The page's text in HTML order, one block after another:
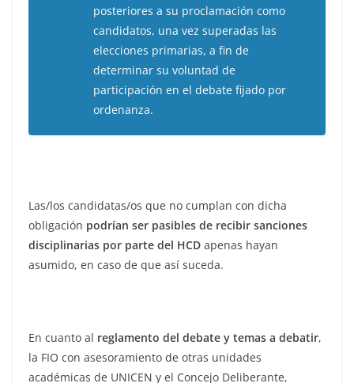
posteriores a su proclamación como
candidatos, una vez superadas las
elecciones primarias, a fin de
determinar su voluntad de
participación en el debate fijado por
ordenanza.
Las/los candidatas/os que no cumplan con dicha
obligación podrían ser pasibles de recibir sanciones
disciplinarias por parte del HCD apenas hayan
asumido, en caso de que así suceda.
En cuanto al reglamento del debate y temas a debatir,
la FIO con asesoramiento de otras unidades
académicas de UNICEN y el Concejo Deliberante,